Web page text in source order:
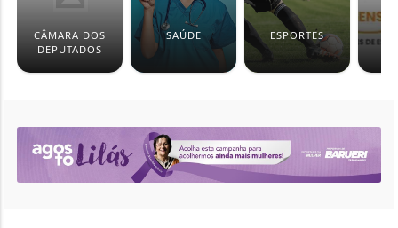
CÂMARA DOS
DEPUTADOS
SAÚDE ESPORTES